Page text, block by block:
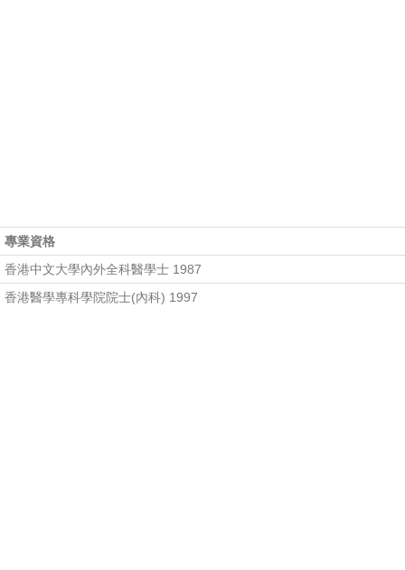
專業資格
香港中文大學內外全科醫學士 1987
香港醫學專科學院院士(內科) 1997